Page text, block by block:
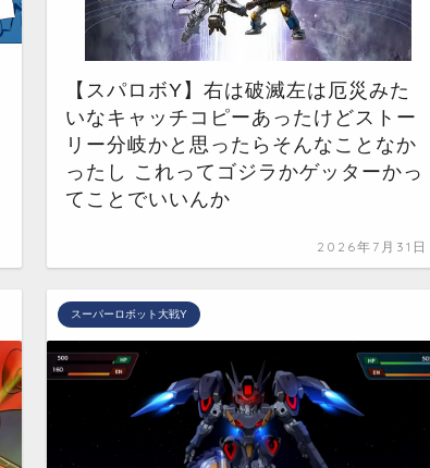
【スパロボY】右は破滅左は厄災みた
いなキャッチコピーあったけどストー
リー分岐かと思ったらそんなことなか
ったし これってゴジラかゲッターかっ
てことでいいんか
2026年7月31日
スーパーロボット大戦Y